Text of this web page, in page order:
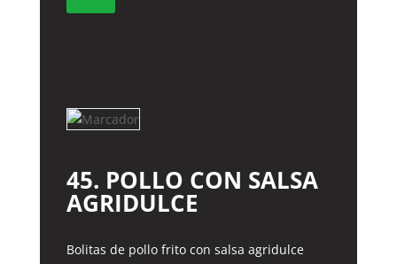
45. POLLO CON SALSA
AGRIDULCE
Bolitas de pollo frito con salsa agridulce